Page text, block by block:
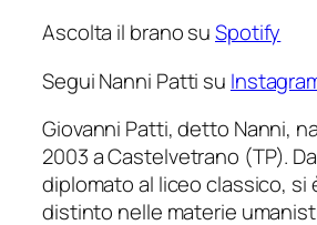
Ascolta il brano suSpotify
Segui Nanni Patti su
Giovanni Patti, detto Nanni,
2003 a Castelvetrano (TP).
diplomato al liceo classico, si
distinto nelle materie